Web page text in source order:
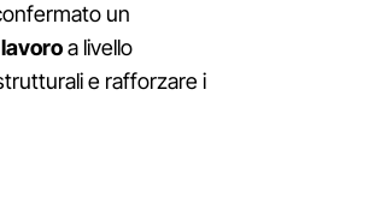
un
a livello
e rafforzare i